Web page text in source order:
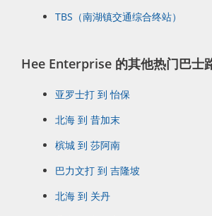
TBS（南湖镇交通综合终站）
Hee Enterprise 的其他热门巴士
亚罗士打 到 怡保
北海 到 昔加末
槟城 到 莎阿南
巴力文打 到 吉隆坡
北海 到 关丹